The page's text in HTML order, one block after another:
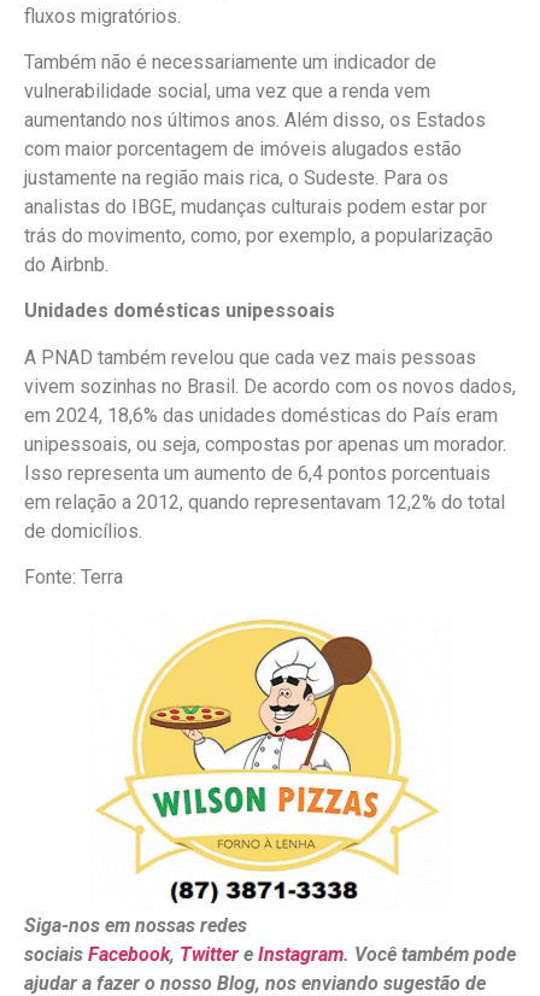
fluxos migratórios.
Também não é necessariamente um indicador de
vulnerabilidade social, uma vez que a renda vem
aumentando nos últimos anos. Além disso, os Estados
com maior porcentagem de imóveis alugados estão
justamente na região mais rica, o Sudeste. Para os
analistas do IBGE, mudanças culturais podem estar por
trás do movimento, como, por exemplo, a popularização
do Airbnb.
Unidades domésticas unipessoais
A PNAD também revelou que cada vez mais pessoas
vivem sozinhas no Brasil. De acordo com os novos dados,
em 2024, 18,6% das unidades domésticas do País eram
unipessoais, ou seja, compostas por apenas um morador.
Isso representa um aumento de 6,4 pontos porcentuais
em relação a 2012, quando representavam 12,2% do total
de domicílios.
Fonte: Terra
Siga-nos em nossas redes
sociais Facebook, Twitter e Instagram. Você também pode
ajudar a fazer o nosso Blog, nos enviando sugestão de